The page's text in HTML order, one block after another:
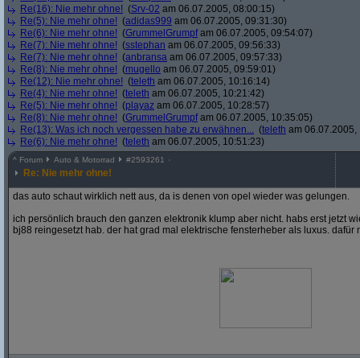
Re(16): Nie mehr ohne! (Srv-02 am 06.07.2005, 08:00:15)
Re(5): Nie mehr ohne! (adidas999 am 06.07.2005, 09:31:30)
Re(6): Nie mehr ohne! (GrummelGrumpfam 06.07.2005, 09:54:07)
Re(7): Nie mehr ohne! (sstephan am 06.07.2005, 09:56:33)
Re(7): Nie mehr ohne! (anbransa am 06.07.2005, 09:57:33)
Re(8): Nie mehr ohne! (mugello am 06.07.2005, 09:59:01)
Re(12): Nie mehr ohne! (teleth am 06.07.2005, 10:16:14)
Re(4): Nie mehr ohne! (teleth am 06.07.2005, 10:21:42)
Re(5): Nie mehr ohne! (playaz am 06.07.2005, 10:28:57)
Re(8): Nie mehr ohne! (GrummelGrumpfam 06.07.2005, 10:35:05)
Re(13): Was ich noch vergessen habe zu erwähnen... (teleth am 06.07.2005,
Re(6): Nie mehr ohne! (teleth am 06.07.2005, 10:51:23)
^ Forum Auto & Motorrad #2593261
Re: Nie mehr ohne!
das auto schaut wirklich nett aus, da is denen von opel wieder was gelungen.
ich persönlich brauch den ganzen elektronik klump aber nicht. habs erst jetzt
bj88 reingesetzt hab. der hat grad mal elektrische fensterheber als luxus. dafür